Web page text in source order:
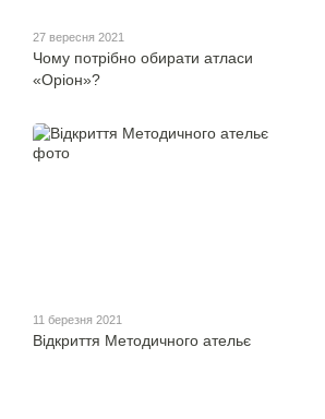
27 вересня 2021
Чому потрібно обирати атласи
«Оріон»?
11 березня 2021
Відкриття Методичного ательє